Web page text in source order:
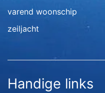
varend woonschip
zeiljacht
Handige links